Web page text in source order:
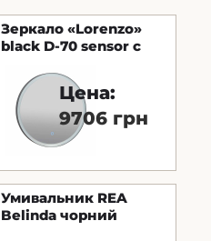
Зеркало «Lorenzo»
black D-70 sensor с
Цена:
9706 грн
Умивальник REA
Belinda чорний